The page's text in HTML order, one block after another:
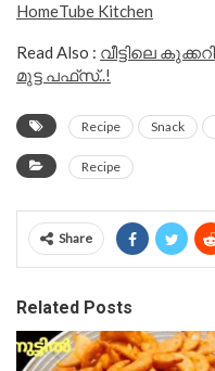
HomeTube Kitchen
Read Also : വീട്ടിലെ
മുട്ട പഫ്‌സ്..!
Recipe Snack
Recipe
Share
Related Posts